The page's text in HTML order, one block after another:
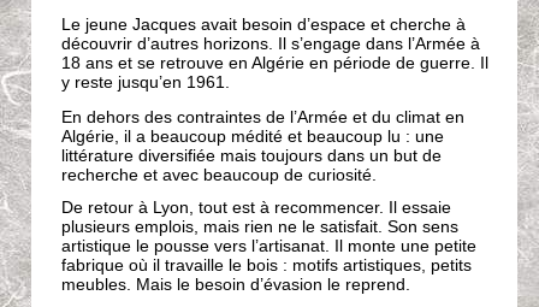
Le jeune Jacques avait besoin d’espace et cherche à
découvrir d’autres horizons. Il s’engage dans l’Armée à
18 ans et se retrouve en Algérie en période de guerre. Il
y reste jusqu’en 1961.
En dehors des contraintes de l’Armée et du climat en
Algérie, il a beaucoup médité et beaucoup lu : une
littérature diversifiée mais toujours dans un but de
recherche et avec beaucoup de curiosité.
De retour à Lyon, tout est à recommencer. Il essaie
plusieurs emplois, mais rien ne le satisfait. Son sens
artistique le pousse vers l’artisanat. Il monte une petite
fabrique où il travaille le bois : motifs artistiques, petits
meubles. Mais le besoin d’évasion le reprend.